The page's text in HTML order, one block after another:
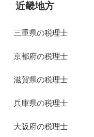
近畿地方
三重県の税理士
京都府の税理士
滋賀県の税理士
兵庫県の税理士
大阪府の税理士